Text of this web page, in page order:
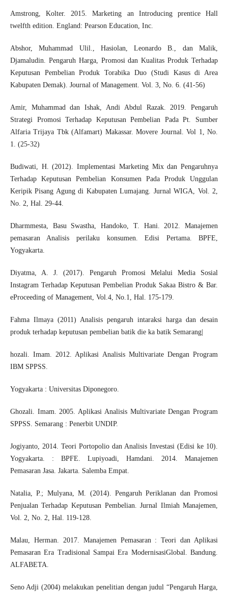
Amstrong, Kolter. 2015. Marketing an Introducing prentice Hall
twelfth edition. England: Pearson Education, Inc.
Abshor, Muhammad Ulil., Hasiolan, Leonardo B., dan Malik,
Djamaludin. Pengaruh Harga, Promosi dan Kualitas Produk Terhadap
Keputusan Pembelian Produk Torabika Duo (Studi Kasus di Area
Kabupaten Demak). Journal of Management. Vol. 3, No. 6. (41-56)
Amir, Muhammad dan Ishak, Andi Abdul Razak. 2019. Pengaruh
Strategi Promosi Terhadap Keputusan Pembelian Pada Pt. Sumber
Alfaria Trijaya Tbk (Alfamart) Makassar. Movere Journal. Vol 1, No.
1. (25-32)
Budiwati, H. (2012). Implementasi Marketing Mix dan Pengaruhnya
Terhadap Keputusan Pembelian Konsumen Pada Produk Unggulan
Keripik Pisang Agung di Kabupaten Lumajang. Jurnal WIGA, Vol. 2,
No. 2, Hal. 29-44.
Dharmmesta, Basu Swastha, Handoko, T. Hani. 2012. Manajemen
pemasaran Analisis perilaku konsumen. Edisi Pertama. BPFE,
Yogyakarta.
Diyatma, A. J. (2017). Pengaruh Promosi Melalui Media Sosial
Instagram Terhadap Keputusan Pembelian Produk Sakaa Bistro & Bar.
eProceeding of Management, Vol.4, No.1, Hal. 175-179.
Fahma Ilmaya (2011) Analisis pengaruh intaraksi harga dan desain
produk terhadap keputusan pembelian batik die ka batik Semarang|
hozali. Imam. 2012. Aplikasi Analisis Multivariate Dengan Program
IBM SPPSS.
Yogyakarta : Universitas Diponegoro.
Ghozali. Imam. 2005. Aplikasi Analisis Multivariate Dengan Program
SPPSS. Semarang : Penerbit UNDIP.
Jogiyanto, 2014. Teori Portopolio dan Analisis Investasi (Edisi ke 10).
Yogyakarta. : BPFE. Lupiyoadi, Hamdani. 2014. Manajemen
Pemasaran Jasa. Jakarta. Salemba Empat.
Natalia, P.; Mulyana, M. (2014). Pengaruh Periklanan dan Promosi
Penjualan Terhadap Keputusan Pembelian. Jurnal Ilmiah Manajemen,
Vol. 2, No. 2, Hal. 119-128.
Malau, Herman. 2017. Manajemen Pemasaran : Teori dan Aplikasi
Pemasaran Era Tradisional Sampai Era ModernisasiGlobal. Bandung.
ALFABETA.
Seno Adji (2004) melakukan penelitian dengan judul “Pengaruh Harga,